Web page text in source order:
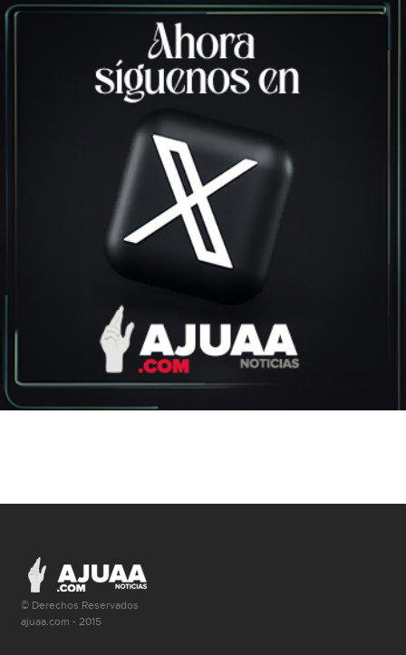
© Derechos Reservados
ajuaa.com - 2015